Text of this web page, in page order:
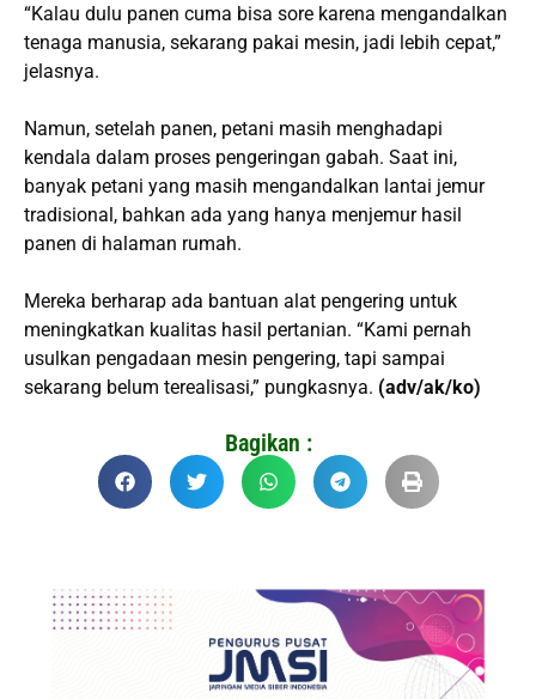
“Kalau dulu panen cuma bisa sore karena mengandalkan
tenaga manusia, sekarang pakai mesin, jadi lebih cepat,”
jelasnya.
Namun, setelah panen, petani masih menghadapi
kendala dalam proses pengeringan gabah. Saat ini,
banyak petani yang masih mengandalkan lantai jemur
tradisional, bahkan ada yang hanya menjemur hasil
panen di halaman rumah.
Mereka berharap ada bantuan alat pengering untuk
meningkatkan kualitas hasil pertanian. “Kami pernah
usulkan pengadaan mesin pengering, tapi sampai
sekarang belum terealisasi,” pungkasnya. (adv/ak/ko)
Bagikan :